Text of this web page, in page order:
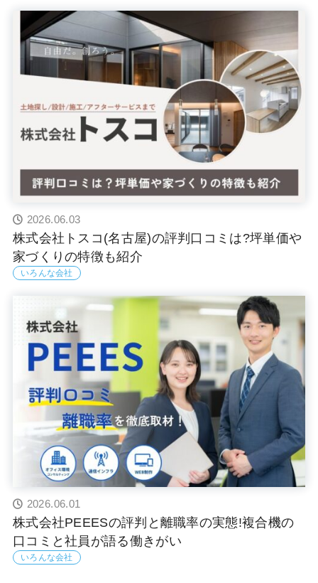
2026.06.03
株式会社トスコ(名古屋)の評判口コミは?坪単価や
家づくりの特徴も紹介
いろんな会社
2026.06.01
株式会社PEEESの評判と離職率の実態!複合機の
口コミと社員が語る働きがい
いろんな会社